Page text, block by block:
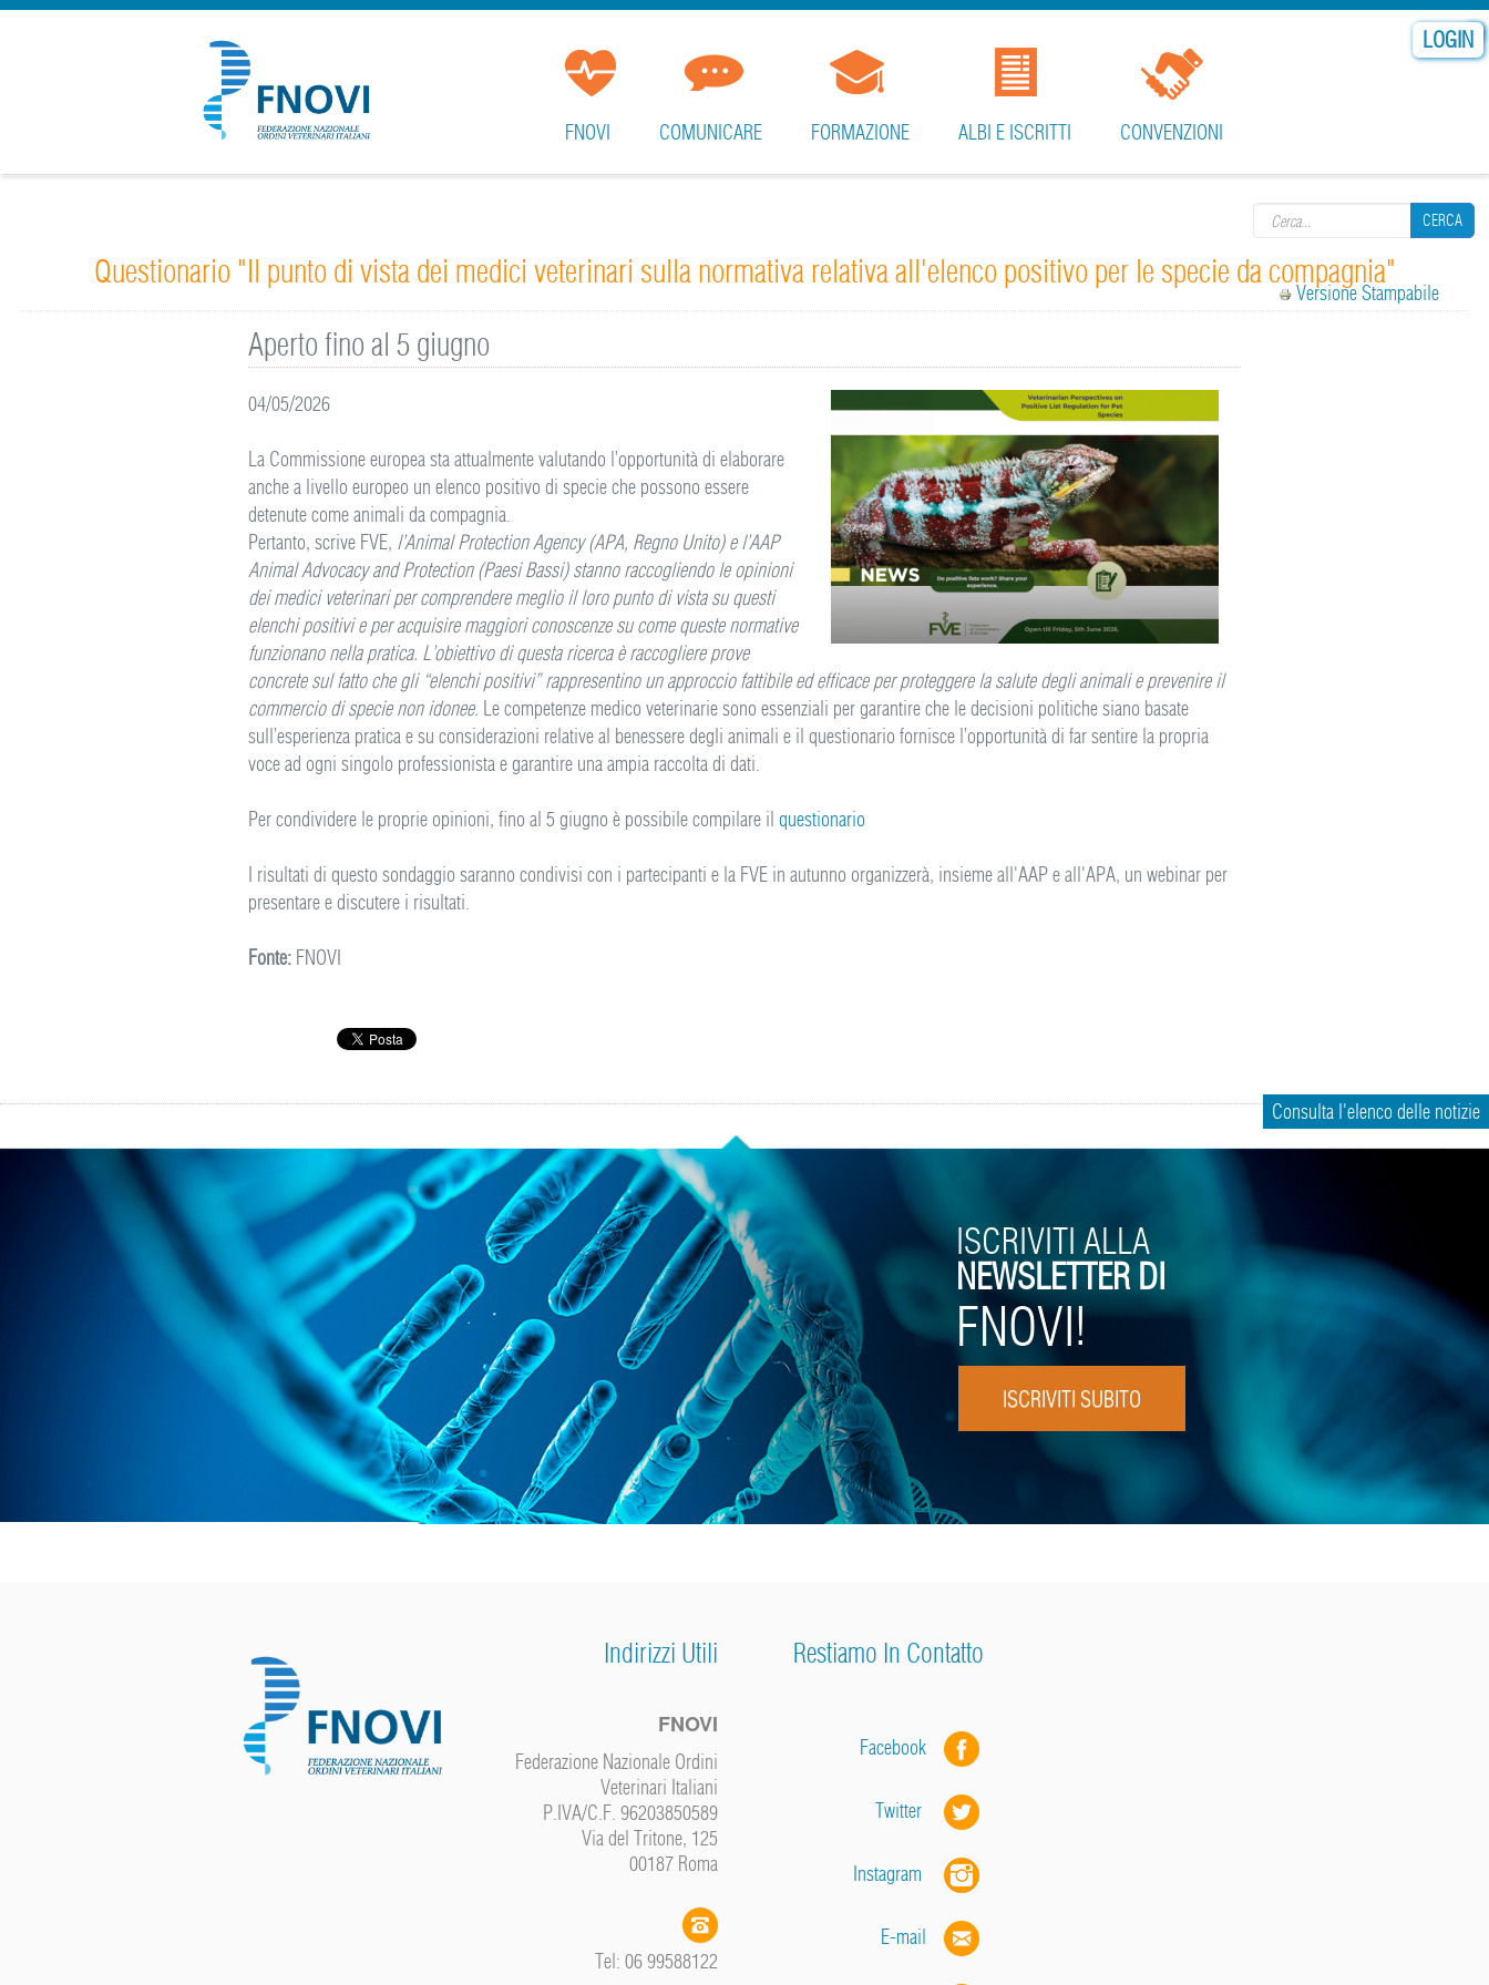
LOGIN
CERCA
FNOVI COMUNICARE FORMAZIONE ALBI E ISCRITTI CONVENZIONI
Questionario "Il punto di vista dei medici veterinari sulla normativa relativa all'elenco positivo per le specie da compagnia"
Versione Stampabile
Aperto fino al 5 giugno
04/05/2026
La Commissione europea sta attualmente valutando l’opportunità di elaborare
anche a livello europeo un elenco positivo di specie che possono essere
detenute come animali da compagnia.
Pertanto, scrive FVE, l’Animal Protection Agency (APA, Regno Unito) e l’AAP
Animal Advocacy and Protection (Paesi Bassi) stanno raccogliendo le opinioni
dei medici veterinari per comprendere meglio il loro punto di vista su questi
elenchi positivi e per acquisire maggiori conoscenze su come queste normative
funzionano nella pratica. L’obiettivo di questa ricerca è raccogliere prove
concrete sul fatto che gli “elenchi positivi” rappresentino un approccio fattibile ed efficace per proteggere la salute degli animali e prevenire il
commercio di specie non idonee. Le competenze medico veterinarie sono essenziali per garantire che le decisioni politiche siano basate
sull’esperienza pratica e su considerazioni relative al benessere degli animali e il questionario fornisce l’opportunità di far sentire la propria
voce ad ogni singolo professionista e garantire una ampia raccolta di dati.
Per condividere le proprie opinioni, fino al 5 giugno è possibile compilare ilquestionario
I risultati di questo sondaggio saranno condivisi con i partecipanti e la FVE in autunno organizzerà, insieme all'AAP e all'APA, un webinar per
presentare e discutere i risultati.
Fonte: FNOVI
Consulta l'elenco delle notizie
FNOVI!
ISCRIVITI SUBITO
ISCRIVITI ALLA
NEWSLETTER DI
Indirizzi Utili
FNOVI
Federazione Nazionale Ordini
Veterinari Italiani
P.IVA/C.F. 96203850589
Via del Tritone, 125
00187 Roma
Tel: 06 99588122
Restiamo In Contatto
Facebook
Twitter
Instagram
E-mail